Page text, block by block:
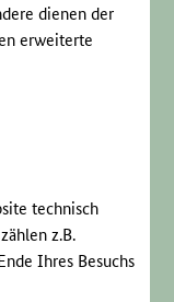
dienen der
erweiterte
technisch
z.B.
Ihres Besuchs